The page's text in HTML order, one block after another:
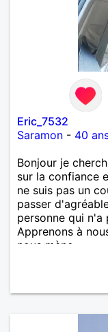
Eric_7532
Saramon - 40
Bonjour je
sur la confiance
ne suis pas un
passer
personne qui n'a
Apprenons à
nous mène...